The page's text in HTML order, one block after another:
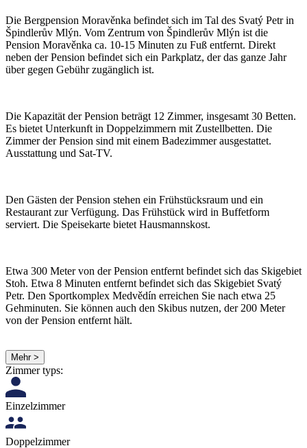
Die Bergpension Moravěnka befindet sich im Tal des Svatý Petr in
Špindlerův Mlýn. Vom Zentrum von Špindlerův Mlýn ist die
Pension Moravěnka ca. 10-15 Minuten zu Fuß entfernt. Direkt
neben der Pension befindet sich ein Parkplatz, der das ganze Jahr
über gegen Gebühr zugänglich ist.
Die Kapazität der Pension beträgt 12 Zimmer, insgesamt 30 Betten.
Es bietet Unterkunft in Doppelzimmern mit Zustellbetten. Die
Zimmer der Pension sind mit einem Badezimmer ausgestattet.
Ausstattung und Sat-TV.
Den Gästen der Pension stehen ein Frühstücksraum und ein
Restaurant zur Verfügung. Das Frühstück wird in Buffetform
serviert. Die Speisekarte bietet Hausmannskost.
Etwa 300 Meter von der Pension entfernt befindet sich das Skigebiet
Stoh. Etwa 8 Minuten entfernt befindet sich das Skigebiet Svatý
Petr. Den Sportkomplex Medvědín erreichen Sie nach etwa 25
Gehminuten. Sie können auch den Skibus nutzen, der 200 Meter
von der Pension entfernt hält.
Mehr >
Zimmer typs:
Einzelzimmer
Doppelzimmer